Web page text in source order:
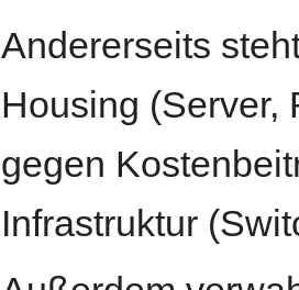
Andererseits
Housing (Server,
gegen
Infrastruktur